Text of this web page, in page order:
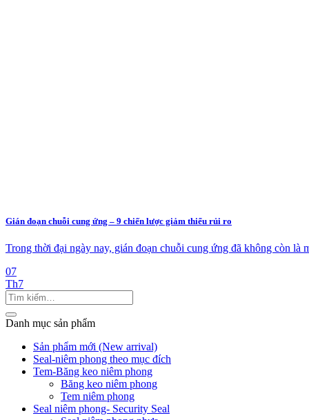
Gián đoạn chuỗi cung ứng – 9 chiến lược giảm thiểu rủi ro
Trong thời đại ngày nay, gián đoạn chuỗi cung ứng đã không còn là
07
Th7
Danh mục sản phẩm
Sản phẩm mới (New arrival)
Seal-niêm phong theo mục đích
Tem-Băng keo niêm phong
Băng keo niêm phong
Tem niêm phong
Seal niêm phong- Security Seal